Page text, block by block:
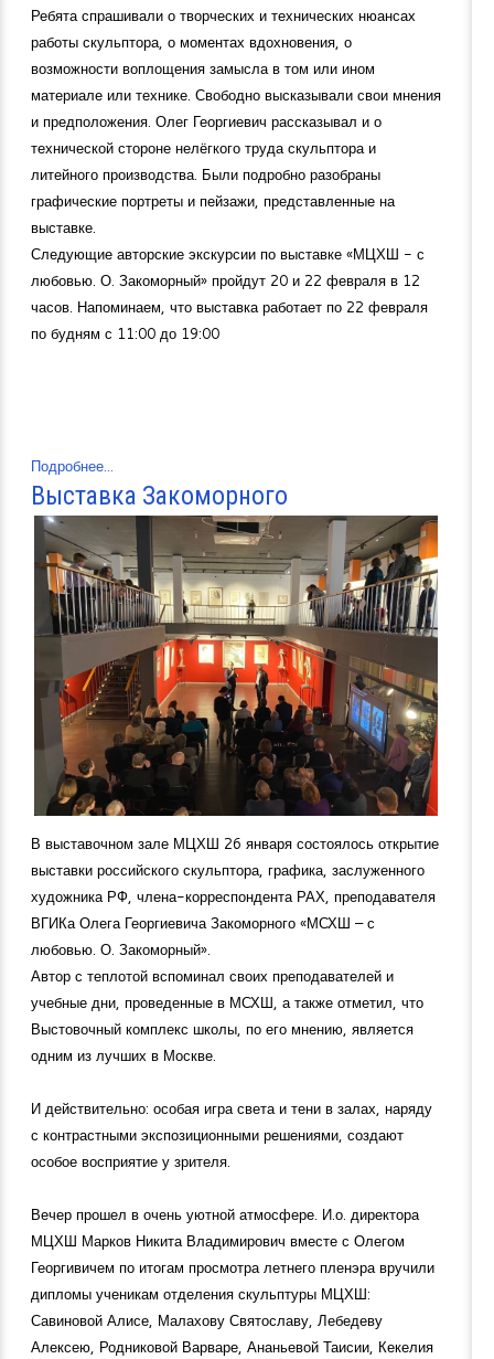
Ребята спрашивали о творческих и технических нюансах
работы скульптора, о моментах вдохновения, о
возможности воплощения замысла в том или ином
материале или технике. Свободно высказывали свои мнения
и предположения. Олег Георгиевич рассказывал и о
технической стороне нелёгкого труда скульптора и
литейного производства. Были подробно разобраны
графические портреты и пейзажи, представленные на
выставке.
Следующие авторские экскурсии по выставке «МЦХШ - с
любовью. О. Закоморный» пройдут 20 и 22 февраля в 12
часов. Напоминаем, что выставка работает по 22 февраля
по будням с 11:00 до 19:00
Подробнее...
Выставка Закоморного
В выставочном зале МЦХШ 26 января состоялось открытие
выставки российского скульптора, графика, заслуженного
художника РФ, члена-корреспондента РАХ, преподавателя
ВГИКа Олега Георгиевича Закоморного «МСХШ – с
любовью. О. Закоморный».
Автор с теплотой вспоминал своих преподавателей и
учебные дни, проведенные в МСХШ, а также отметил, что
Выстовочный комплекс школы, по его мнению, является
одним из лучших в Москве.
И действительно: особая игра света и тени в залах, наряду
с контрастными экспозиционными решениями, создают
особое восприятие у зрителя.
Вечер прошел в очень уютной атмосфере. И.о. директора
МЦХШ Марков Никита Владимирович вместе с Олегом
Георгивичем по итогам просмотра летнего пленэра вручили
дипломы ученикам отделения скульптуры МЦХШ:
Савиновой Алисе, Малахову Святославу, Лебедеву
Алексею, Родниковой Варваре, Ананьевой Таисии, Кекелия